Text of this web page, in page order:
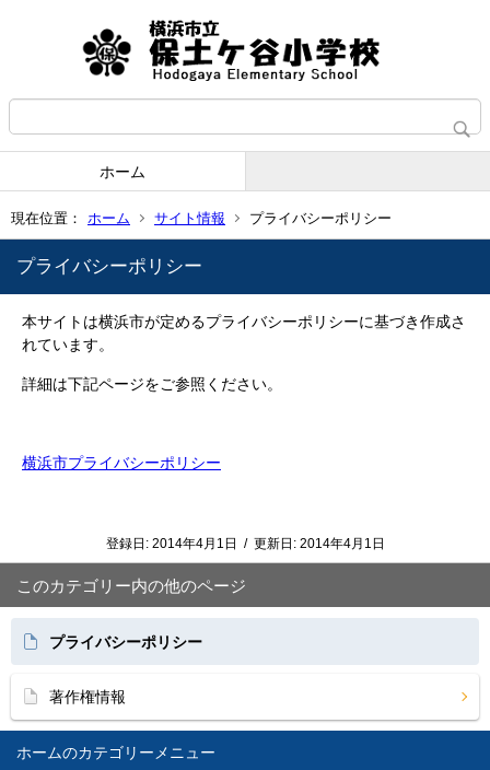
ホーム
現在位置： ホーム サイト情報 プライバシーポリシー
ホーム
プライバシーポリシー
本サイトは横浜市が定めるプライバシーポリシーに基づき作成さ
れています。
詳細は下記ページをご参照ください。
横浜市プライバシーポリシー
登録日: 2014年4月1日 / 更新日: 2014年4月1日
このカテゴリー内の他のページ
プライバシーポリシー
著作権情報